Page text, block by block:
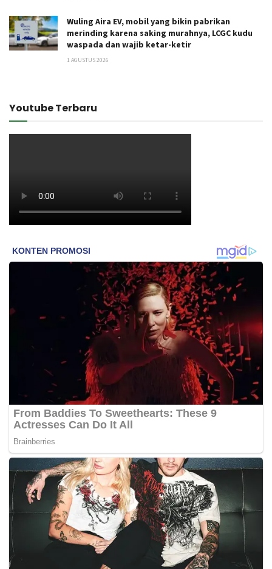
Wuling Aira EV, mobil yang bikin pabrikan
merinding karena saking murahnya, LCGC kudu
waspada dan wajib ketar-ketir
1 AGUSTUS 2026
Youtube Terbaru